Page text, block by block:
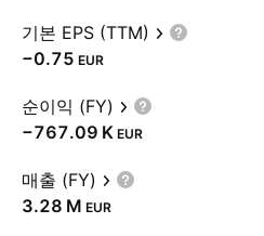
기본 EPS (TTM)
−0.75 EUR
순이익 (FY)
‪−767.09 K‬ EUR
매출 (FY)
‪3.28 M‬ EUR